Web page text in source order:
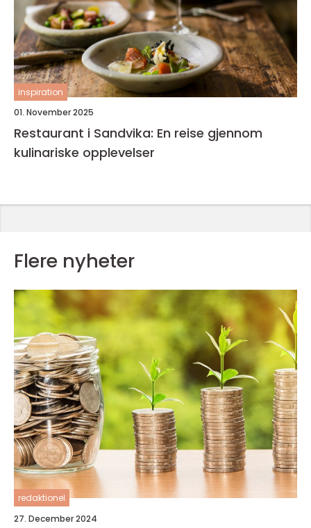
inspiration
01. November 2025
Restaurant i Sandvika: En reise gjennom
kulinariske opplevelser
Flere nyheter
redaktionel
27. December 2024